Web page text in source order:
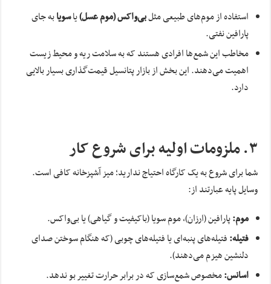
استفاده از موم‌های طبیعی مثلبی‌واکس (موم عسل)یاسویابه جای
پارافین نفتی.
مخاطب این شمع‌ها افرادی هستند که به سلامت ریه و محیط زیست
اهمیت می‌دهند. این بخش از بازار پتانسیل قیمت‌گذاری بسیار بالایی
دارد.
۳. ملزومات اولیه برای شروع کار
شما برای شروع به یک کارگاه احتیاج ندارید؛ میز آشپزخانه کافی است.
وسایل پایه عبارتند از:
موم:پارافین (ارزان)، موم سویا (باکیفیت و گیاهی) یا بی‎‌واکس.
فتیله:فتیله‌های پنبه‌ای یا فتیله‌های چوبی (که هنگام سوختن صدای
دلنشین هیزم می‌دهند).
اسانس:مخصوص شمع‌سازی که در برابر حرارت تغییر بو ندهد.